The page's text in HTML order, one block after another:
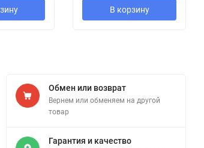
В корзину
Обмен или возврат
Вернем или обменяем на другой
товар
Гарантия и качество